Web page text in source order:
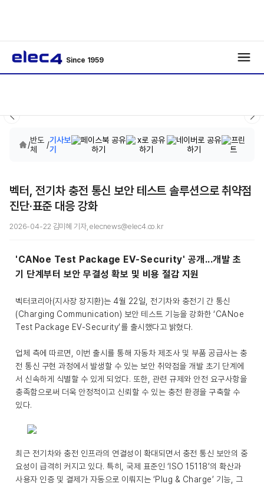
Since 1959
/반도
체
/기사보
기
벡터, 전기차 충전 통신 보안 테스트 솔루션으로 취약점
진단·표준 대응 강화
2026-04-22 김미혜 기자, elecnews@elec4.co.kr
'CANoe Test Package EV-Security' 공개...개발 초
기 단계부터 보안 무결성 확보 및 비용 절감 지원
벡터코리아(지사장 장지환)는 4월 22일, 전기차와 충전기 간 통신
(Charging Communication) 보안 테스트 기능을 강화한 ‘CANoe
Test Package EV-Security’를 출시했다고 밝혔다.
업체 측에 따르면, 이번 출시를 통해 자동차 제조사 및 부품 공급사는 충
전 통신 구현 과정에서 발생할 수 있는 보안 취약점을 개발 초기 단계에
서 신속하게 식별할 수 있게 되었다. 또한, 관련 규제와 안전 요구사항을
충족함으로써 더욱 안정적이고 신뢰할 수 있는 충전 환경을 구축할 수
있다.
최근 전기차와 충전 인프라의 연결성이 확대되면서 충전 통신 보안의 중
요성이 급격히 커지고 있다. 특히, 국제 표준인 ‘ISO 15118’의 확산과
사용자 인증 및 결제가 자동으로 이뤄지는 ‘Plug & Charge’ 기능, 그